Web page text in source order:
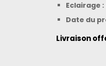
Eclairage :
Date du
Livraison